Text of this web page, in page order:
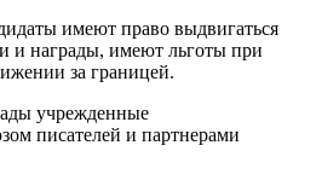
имеют право выдвигаться
и награды, имеют льготы при
за границей.
учрежденные
писателей и партнерами